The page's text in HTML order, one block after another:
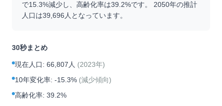
で15.3%減少し、高齢化率は39.2%です。 2050年の推計
人口は39,696 人となっています。
30秒まとめ
現在人口: 66,807人 (2023年)
10年変化率: -15.3% (減少傾向)
高齢化率: 39.2%